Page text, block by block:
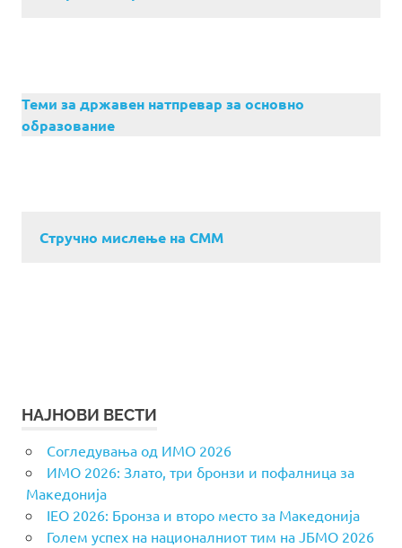
Теми за државен натпревар за основно
образование
Стручно мислење на СММ
НАЈНОВИ ВЕСТИ
Согледувања од ИМО 2026
ИМО 2026: Злато, три бронзи и пофалница за
Македонија
IEO 2026: Бронза и второ место за Македонија
Голем успех на националниот тим на ЈБМО 2026